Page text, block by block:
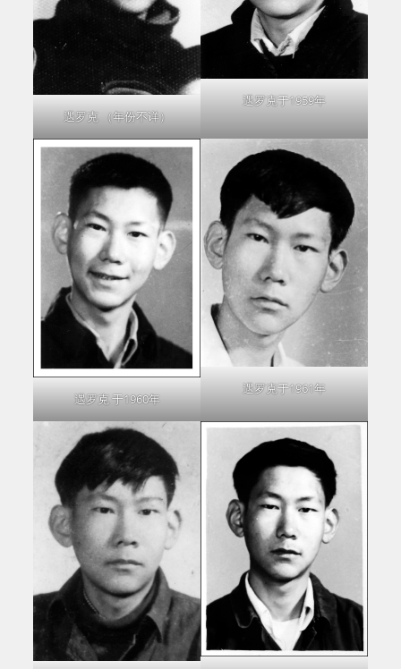
遇罗克 （年份不详）
遇罗克于1959年
遇罗克 于1960年
遇罗克于1961年